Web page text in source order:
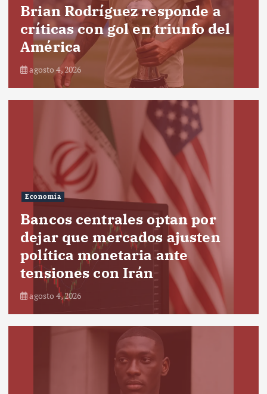
Brian Rodríguez responde a
críticas con gol en triunfo del
América
agosto 4, 2026
Economía
Bancos centrales optan por
dejar que mercados ajusten
política monetaria ante
tensiones con Irán
agosto 4, 2026